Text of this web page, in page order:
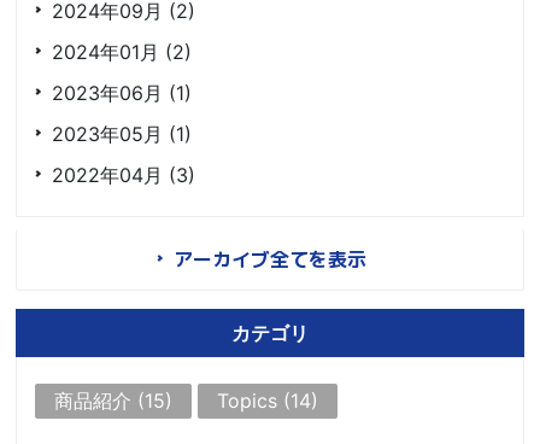
2024年09月 (2)
2024年01月 (2)
2023年06月 (1)
2023年05月 (1)
2022年04月 (3)
アーカイブ全てを表示
カテゴリ
商品紹介 (15) Topics (14)